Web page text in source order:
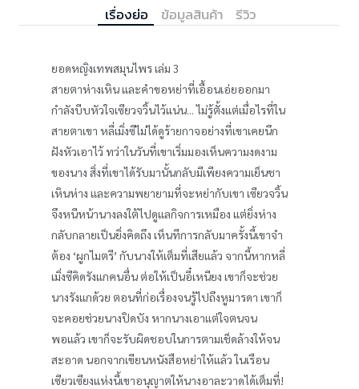
เรื่องย่อ ข้อมูลสินค้า รีวิว
ยอดหญิงเทพสมุนไพร เล่ม 3
สายตาห่างเหิน และคำขอหย่าที่เอื้อนเอ่ยออกมา
กำลังบีบหัวใจเซียวจวิ้นไว้แน่น... ไม่รู้ตั้งแต่เมื่อไรที่ใน
สายตาเขา หลี่เมิ่งซีไม่ได้ดูร้ายกาจอย่างที่เขาเคยนึก
ฝังหัวเอาไว้ ทว่าในวันที่เขาเริ่มมองเห็นความงดงาม
ของนาง สิ่งที่เขาได้รับมานั้นกลับมีเพียงความเย็นชา
เหินห่าง และความพยายามที่จะหย่ากับเขา เซียวจวิ้น
จึงหนีหน้านางลงใต้ไปดูแลกิจการเหมือง แต่ยิ่งห่าง
กลับกลายเป็นยิ่งคิดถึง เห็นทีการกลับมาครั้งนี้เขาจำ
ต้อง ‘ผูกไมตรี’ กับนางให้เต็มที่เสียแล้ว จากนี้หากหลี่
เมิ่งซีคิดรังแกคนอื่น ต่อให้เป็นอี๋เหนียง เขาก็จะช่วย
นางรังแกด้วย ตอนที่ก่อเรื่องจนรู้ไปถึงหูมารดา เขาก็
จะคอยช่วยนางปิดบัง หากนางเอาแต่ใจตนจน
พอแล้ว เขาก็จะรับผิดชอบในการตามเช็ดล้างให้จน
สะอาด นอกจากเขียนหนังสือหย่าให้แล้ว ในเรือน
เซียวเซียงแห่งนี้เขาอนุญาตให้นางอาละวาดได้เต็มที่!